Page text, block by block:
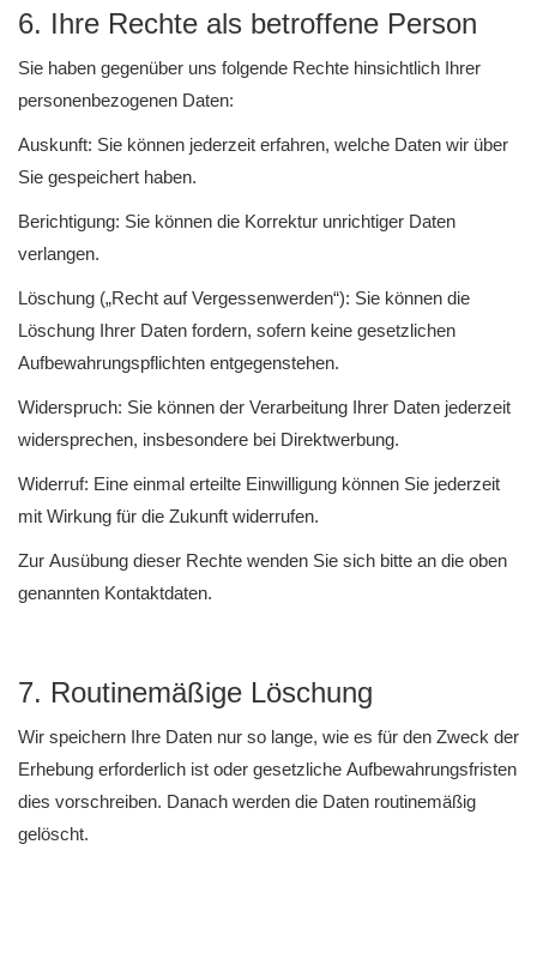
6. Ihre Rechte als betroffene Person
Sie haben gegenüber uns folgende Rechte hinsichtlich Ihrer
personenbezogenen Daten:
Auskunft: Sie können jederzeit erfahren, welche Daten wir über
Sie gespeichert haben.
Berichtigung: Sie können die Korrektur unrichtiger Daten
verlangen.
Löschung („Recht auf Vergessenwerden“): Sie können die
Löschung Ihrer Daten fordern, sofern keine gesetzlichen
Aufbewahrungspflichten entgegenstehen.
Widerspruch: Sie können der Verarbeitung Ihrer Daten jederzeit
widersprechen, insbesondere bei Direktwerbung.
Widerruf: Eine einmal erteilte Einwilligung können Sie jederzeit
mit Wirkung für die Zukunft widerrufen.
Zur Ausübung dieser Rechte wenden Sie sich bitte an die oben
genannten Kontaktdaten.
7. Routinemäßige Löschung
Wir speichern Ihre Daten nur so lange, wie es für den Zweck der
Erhebung erforderlich ist oder gesetzliche Aufbewahrungsfristen
dies vorschreiben. Danach werden die Daten routinemäßig
gelöscht.